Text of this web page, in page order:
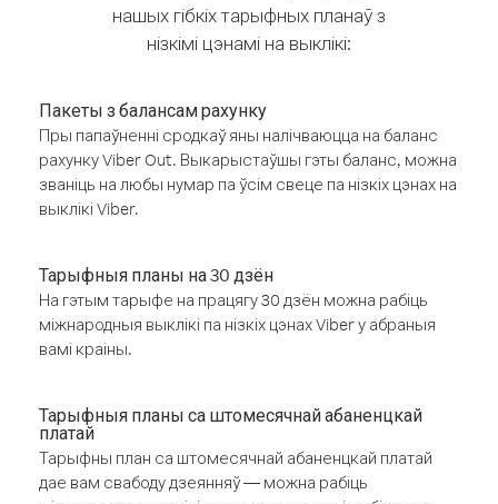
нашых гібкіх тарыфных планаў з
нізкімі цэнамі на выклікі:
Пакеты з балансам рахунку
Пры папаўненні сродкаў яны налічваюцца на баланс
рахунку Viber Out. Выкарыстаўшы гэты баланс, можна
званіць на любы нумар па ўсім свеце па нізкіх цэнах на
выклікі Viber.
Тарыфныя планы на 30 дзён
На гэтым тарыфе на працягу 30 дзён можна рабіць
міжнародныя выклікі па нізкіх цэнах Viber у абраныя
вамі краіны.
Тарыфныя планы са штомесячнай абаненцкай
платай
Тарыфны план са штомесячнай абаненцкай платай
дае вам свабоду дзеянняў — можна рабіць